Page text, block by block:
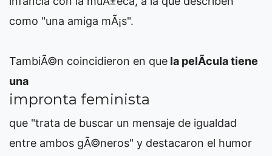
como "una amiga mÃ¡s".
TambiÃ©n coincidieron en que la pelÃ­cula tiene
una
impronta feminista
que "trata de buscar un mensaje de igualdad
entre ambos gÃ©neros" y destacaron el humor